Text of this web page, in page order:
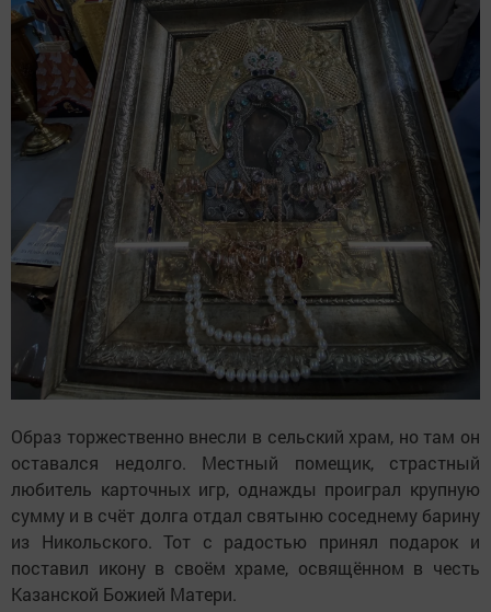
Образ торжественно внесли в сельский храм, но там он
оставался недолго. Местный помещик, страстный
любитель карточных игр, однажды проиграл крупную
сумму и в счёт долга отдал святыню соседнему барину
из Никольского. Тот с радостью принял подарок и
поставил икону в своём храме, освящённом в честь
Казанской Божией Матери.